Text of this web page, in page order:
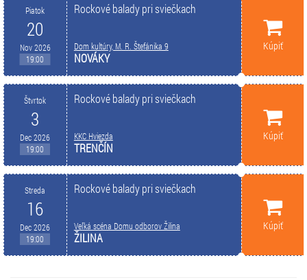
Piatok
20
Nov 2026
19:00
Rockové balady pri sviečkach
Dom kultúry, M. R. Štefánika 9
NOVÁKY
Kúpiť
Štvrtok
3
Dec 2026
19:00
Rockové balady pri sviečkach
KKC Hviezda
TRENČÍN
Kúpiť
Streda
16
Dec 2026
19:00
Rockové balady pri sviečkach
Veľká scéna Domu odborov Žilina
ŽILINA
Kúpiť